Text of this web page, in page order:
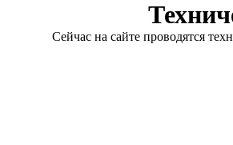
Сейчас на сайте проводятся